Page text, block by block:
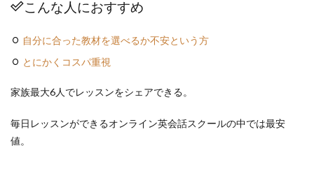
こんな人におすすめ
自分に合った教材を選べるか不安という方
とにかくコスパ重視
家族最大6人でレッスンをシェアできる。
毎日レッスンができるオンライン英会話スクールの中では最安
値。